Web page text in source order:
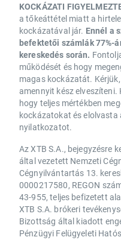
KOCKÁZATI
a tőkeáttétel miatt a
kockázatával jár. Ennél a
befektetői számlák 77%-
kereskedés során.
működését és hogy
magas kockázatát.
amennyit kész
hogy teljes mértékben
kockázatokat és elolvasta
nyilatkozatot.
Az XTB S.A., bejegyzésre
által vezetett Nemzeti
Cégnyilvántartás 13.
0000217580, REGON
43-955, teljes befizetett
XTB S.A. brókeri
Bizottság által kiadott
Pénzügyi Felügyeleti